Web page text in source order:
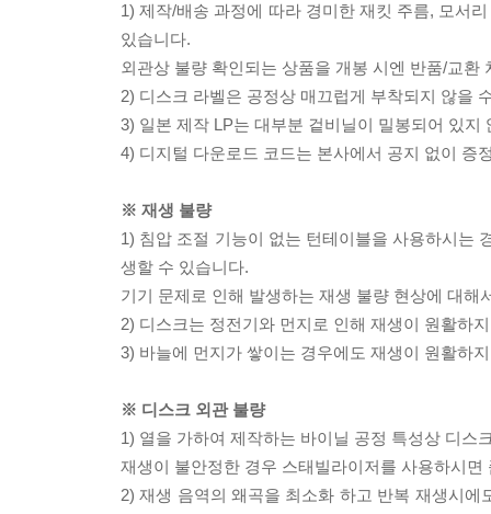
1) 제작/배송 과정에 따라 경미한 재킷 주름, 모서
있습니다.
외관상 불량 확인되는 상품을 개봉 시엔 반품/교환
2) 디스크 라벨은 공정상 매끄럽게 부착되지 않을
3) 일본 제작 LP는 대부분 겉비닐이 밀봉되어 있지
4) 디지털 다운로드 코드는 본사에서 공지 없이 증
※ 재생 불량
1) 침압 조절 기능이 없는 턴테이블을 사용하시는
생할 수 있습니다.
기기 문제로 인해 발생하는 재생 불량 현상에 대
2) 디스크는 정전기와 먼지로 인해 재생이 원활하
3) 바늘에 먼지가 쌓이는 경우에도 재생이 원활하
※ 디스크 외관 불량
1) 열을 가하여 제작하는 바이닐 공정 특성상 디스
재생이 불안정한 경우 스태빌라이저를 사용하시
2) 재생 음역의 왜곡을 최소화 하고 반복 재생시